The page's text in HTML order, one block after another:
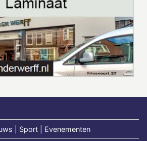
| Sport | Evenementen